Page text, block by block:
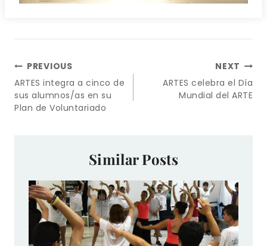
Navegación
de
entradas
PREVIOUS
ARTES integra a cinco de
sus alumnos/as en su
Plan de Voluntariado
NEXT
ARTES celebra el Día
Mundial del ARTE
Similar Posts